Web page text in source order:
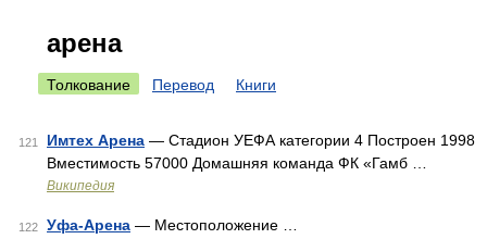
арена
Толкование Перевод Книги
121 Имтех Арена — Стадион УЕФА категории 4 Построен 1998
Вместимость 57000 Домашняя команда ФК «Гамб …
Википедия
122 Уфа-Арена — Местоположение …